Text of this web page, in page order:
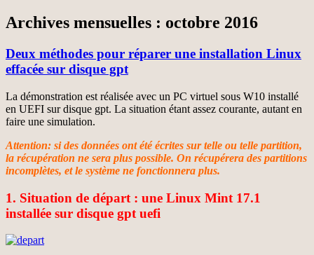
Archives mensuelles : octobre 2016
Deux méthodes pour réparer une installation Linux
effacée sur disque gpt
La démonstration est réalisée avec un PC virtuel sous W10 installé
en UEFI sur disque gpt. La situation étant assez courante, autant en
faire une simulation.
Attention: si des données ont été écrites sur telle ou telle partition,
la récupération ne sera plus possible. On récupérera des partitions
incomplètes, et le système ne fonctionnera plus.
1. Situation de départ : une Linux Mint 17.1
installée sur disque gpt uefi